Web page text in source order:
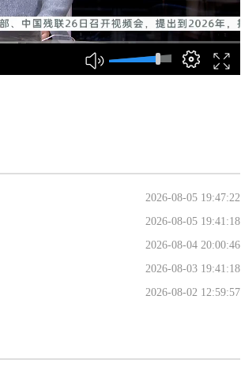
2026-08-05 19:47:22
2026-08-05 19:41:18
2026-08-04 20:00:46
2026-08-03 19:41:18
2026-08-02 12:59:57